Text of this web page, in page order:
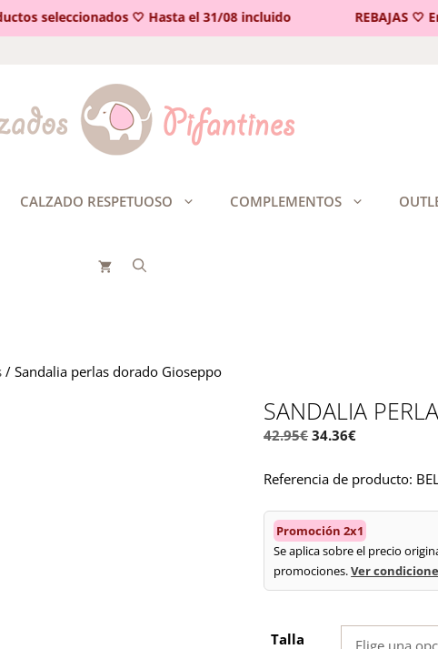
seleccionados 🤍 Hasta el 31/08 incluido REBAJAS 🤍
CALZADO RESPETUOSO COMPLEMENTOS
/ Sandalia perlas dorado Gioseppo
SANDALIA
42.95€El
original
42.95€.
34.36€El
actual
34.36€.
Referencia de producto:
Promoción 2x1
Se aplica sobre el precio
promociones.Ver
Talla